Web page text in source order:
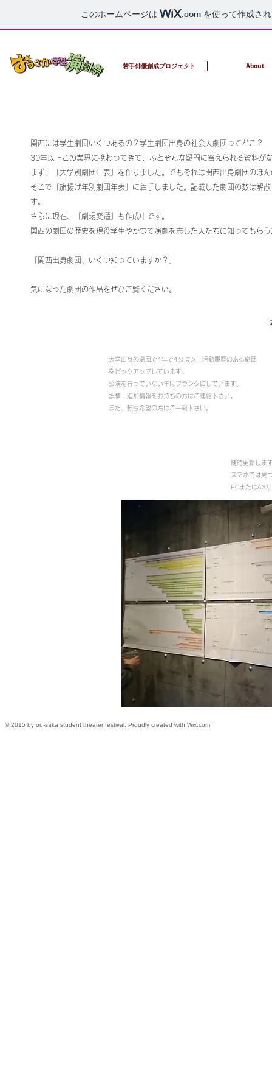
このホームページは .com を使って作成さ
若手俳優創成プロジェクト About
関西には学生劇団いくつあるの？学生劇団出身の社会人劇団ってどこ？
30年以上この業界に携わってきて、ふとそんな疑問に答えられる資料が
まず、「大学別劇団年表」を作りました。でもそれは関西出身劇団のほ
そこで「旗揚げ年別劇団年表」に着手しました。記載した劇団の数は解
す。
さらに現在、「劇場変遷」も作成中です。
関西の劇団の歴史を現役学生やかつて演劇を志した人たちに知ってもら
「関西出身劇団、いくつ知っていますか？」
気になった劇団の作品をぜひご覧ください。
大学出身の劇団で4年で4公演以上活動履歴のある劇団
をピックアップしています。
公演を行っていない年はブランクにしています。
誤植・追加情報をお持ちの方はご連絡下さい。
また、転写希望の方はご一報下さい。
随時更新しま
スマホでは見
PCまたはA3
© 2015 by ou-saka student theater festival. Proudly created with Wix.com